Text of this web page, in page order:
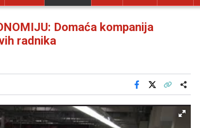
Domaća kompanija
radnika
Facebook